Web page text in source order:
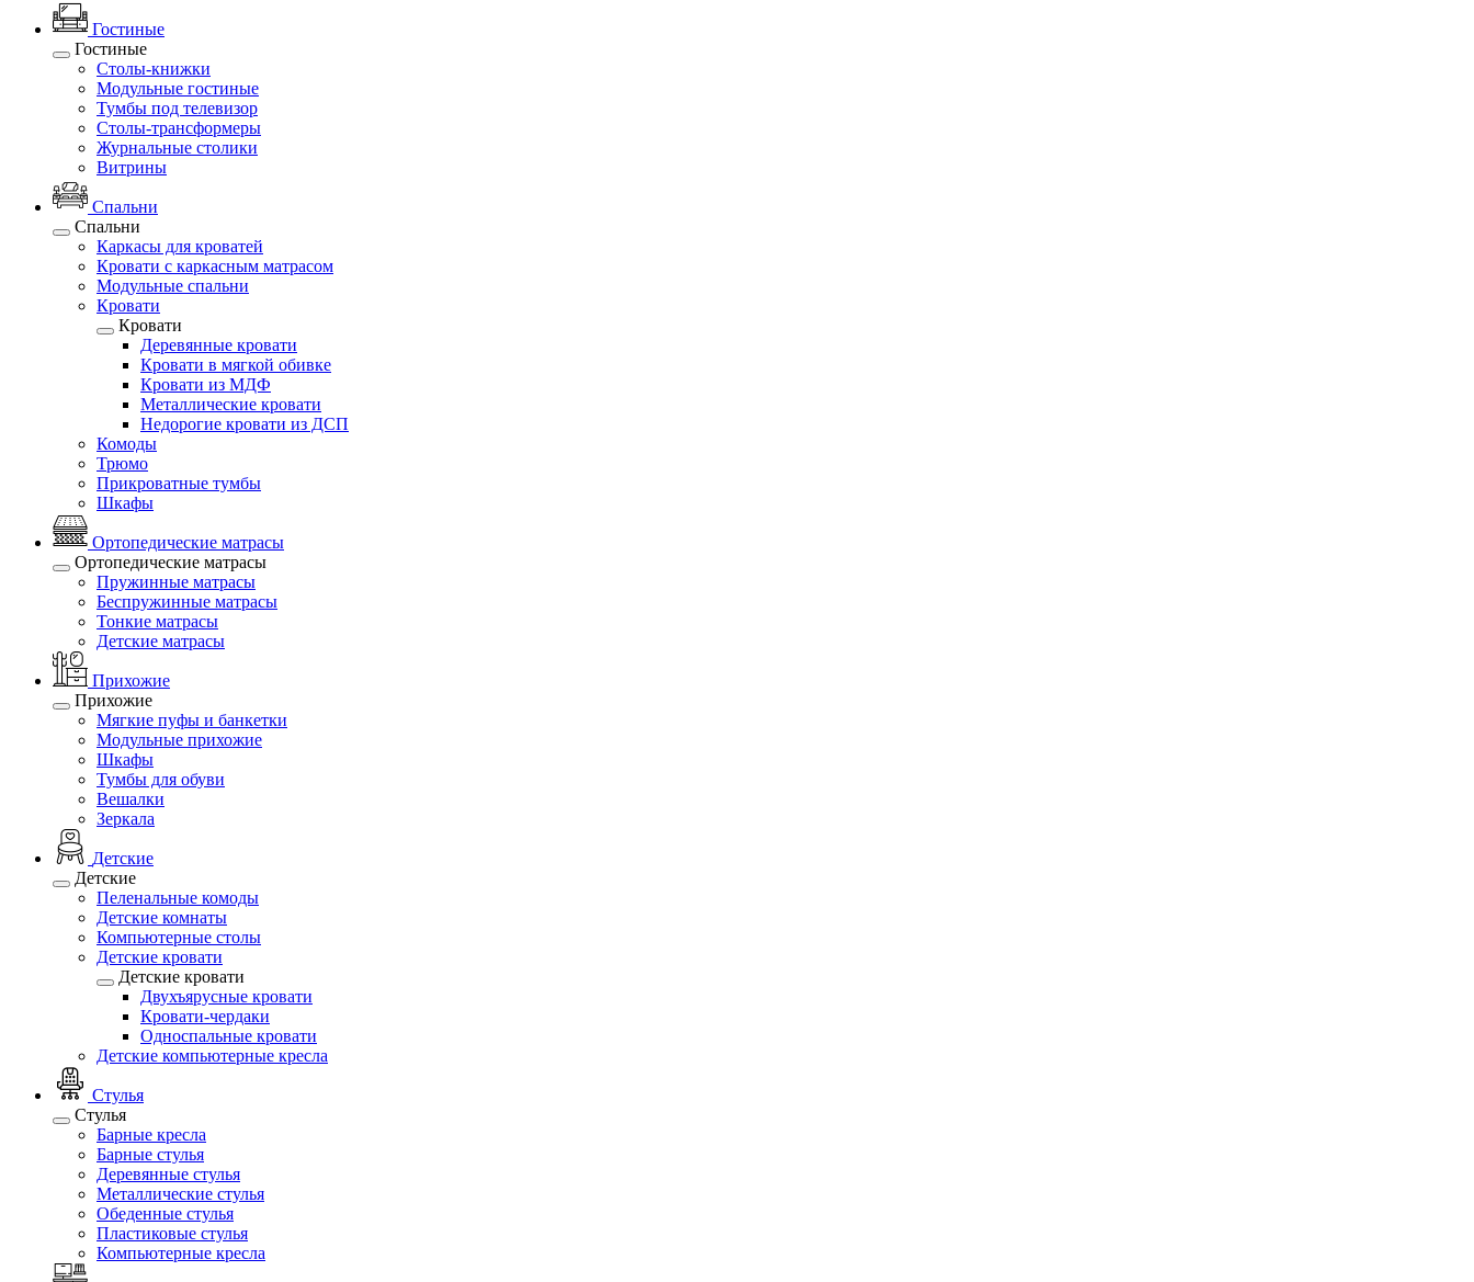
Гостиные
Гостиные
Столы-книжки
Модульные гостиные
Тумбы под телевизор
Столы-трансформеры
Журнальные столики
Витрины
Спальни
Спальни
Каркасы для кроватей
Кровати с каркасным матрасом
Модульные спальни
Кровати
Кровати
Деревянные кровати
Кровати в мягкой обивке
Кровати из МДФ
Металлические кровати
Недорогие кровати из ДСП
Комоды
Трюмо
Прикроватные тумбы
Шкафы
Ортопедические матрасы
Ортопедические матрасы
Пружинные матрасы
Беспружинные матрасы
Тонкие матрасы
Детские матрасы
Прихожие
Прихожие
Мягкие пуфы и банкетки
Модульные прихожие
Шкафы
Тумбы для обуви
Вешалки
Зеркала
Детские
Детские
Пеленальные комоды
Детские комнаты
Компьютерные столы
Детские кровати
Детские кровати
Двухъярусные кровати
Кровати-чердаки
Односпальные кровати
Детские компьютерные кресла
Стулья
Стулья
Барные кресла
Барные стулья
Деревянные стулья
Металлические стулья
Обеденные стулья
Пластиковые стулья
Компьютерные кресла